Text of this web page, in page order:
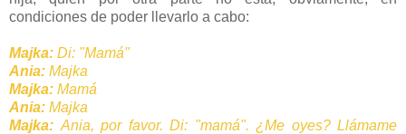
condiciones de poder llevarlo a cabo:
Majka: Di: "Mamá"
Ania: Majka
Majka: Mamá
Ania: Majka
Majka: Ania, por favor. Di: "mamá". ¿Me oyes? Llámame